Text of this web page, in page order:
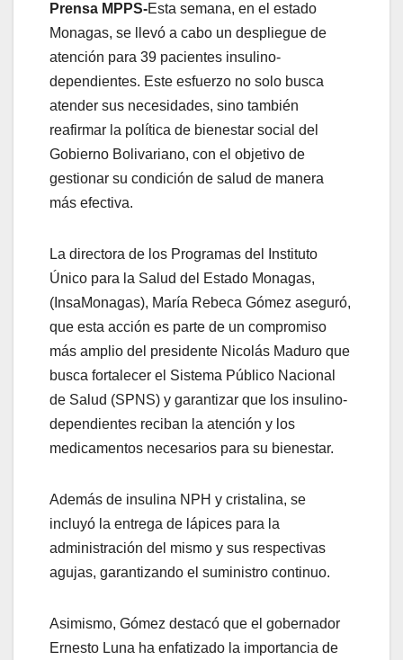
Prensa MPPS-Esta semana, en el estado
Monagas, se llevó a cabo un despliegue de
atención para 39 pacientes insulino-
dependientes. Este esfuerzo no solo busca
atender sus necesidades, sino también
reafirmar la política de bienestar social del
Gobierno Bolivariano, con el objetivo de
gestionar su condición de salud de manera
más efectiva.
La directora de los Programas del Instituto
Único para la Salud del Estado Monagas,
(InsaMonagas), María Rebeca Gómez aseguró,
que esta acción es parte de un compromiso
más amplio del presidente Nicolás Maduro que
busca fortalecer el Sistema Público Nacional
de Salud (SPNS) y garantizar que los insulino-
dependientes reciban la atención y los
medicamentos necesarios para su bienestar.
Además de insulina NPH y cristalina, se
incluyó la entrega de lápices para la
administración del mismo y sus respectivas
agujas, garantizando el suministro continuo.
Asimismo, Gómez destacó que el gobernador
Ernesto Luna ha enfatizado la importancia de